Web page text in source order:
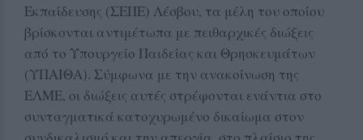
Εκπαίδευσης (ΣΕΠΕ) Λέσβου, τα μέλη του οποίου
βρίσκονται αντιμέτωπα με πειθαρχικές διώξεις
από το Υπουργείο Παιδείας και Θρησκευμάτων
(ΥΠΑΙΘΑ). Σύμφωνα με την ανακοίνωση της
ΕΛΜΕ, οι διώξεις αυτές στρέφονται ενάντια στο
συνταγματικά κατοχυρωμένο δικαίωμα στον